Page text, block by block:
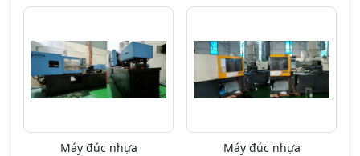
Máy đúc nhựa Máy đúc nhựa